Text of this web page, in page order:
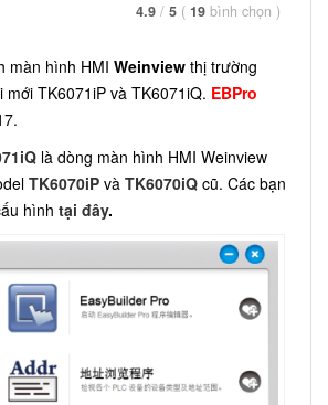
4.9 / 5 ( 19 bình chọn )
màn hình HMI Weinview thị trường
mới TK6071iP và TK6071iQ. EBPro
là dòng màn hình HMI Weinview
TK6070iP và TK6070iQ cũ. Các bạn
hình tại đây.